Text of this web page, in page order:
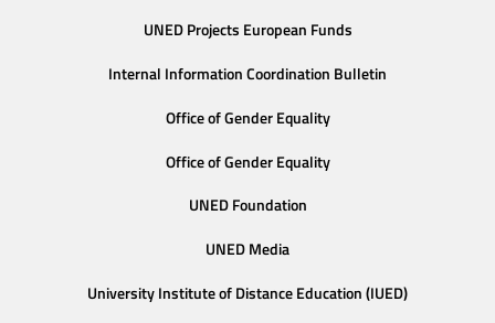
UNED Projects European Funds
Internal Information Coordination Bulletin
Office of Gender Equality
Office of Gender Equality
UNED Foundation
UNED Media
University Institute of Distance Education (IUED)